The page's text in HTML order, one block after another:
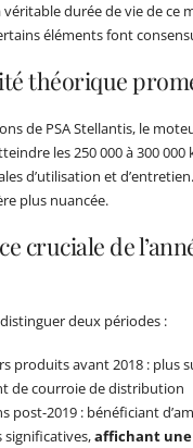
durée de vie de ce
éléments font
théorique
de PSA Stellantis, le
les 250 000 à 300 000
d’utilisation et
plus nuancée.
cruciale de
deux périodes :
produits avant 2018 : plus
de courroie de distribution
post-2019 : bénéficiant
significatives,affichant